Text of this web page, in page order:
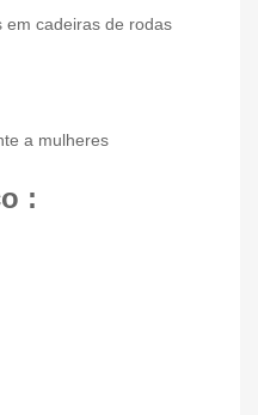
cadeiras de rodas
a mulheres
: